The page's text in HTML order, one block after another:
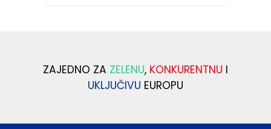
ZAJEDNO ZA ZELENU, KONKURENTNU I
UKLJUČIVU EUROPU